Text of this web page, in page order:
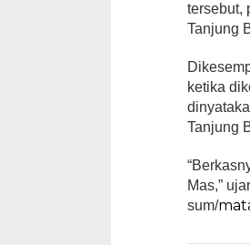
tersebut,
Tanjung
ketika
Tanjung
Mas,”
sum/